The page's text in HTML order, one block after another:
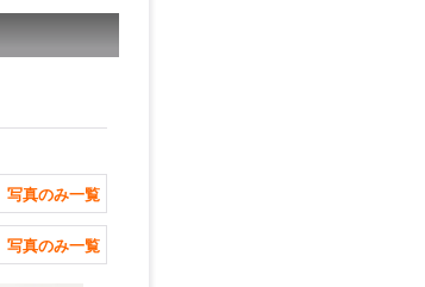
写真のみ一覧
写真のみ一覧